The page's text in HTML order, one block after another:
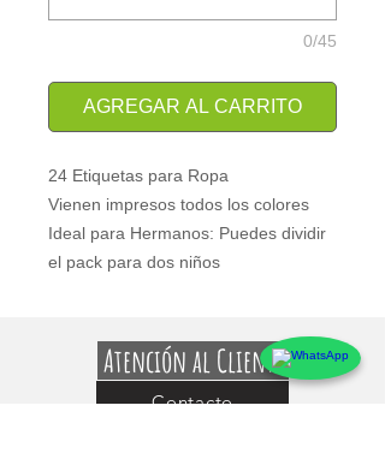
0/45
AGREGAR AL CARRITO
24 Etiquetas para Ropa
Vienen impresos todos los colores
Ideal para Hermanos: Puedes dividir
el pack para dos niños
Atención al Cliente
Contacto